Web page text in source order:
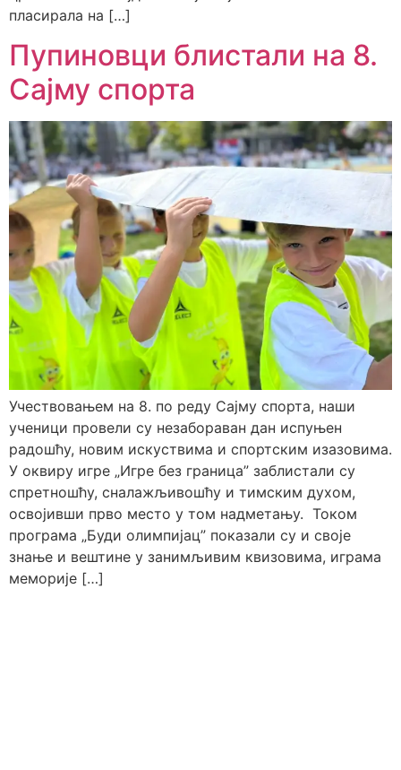
пласирала на […]
Пупиновци блистали на 8.
Сајму спорта
Учествовањем на 8. по реду Сајму спорта, наши
ученици провели су незабораван дан испуњен
радошћу, новим искуствима и спортским изазовима.
У оквиру игре „Игре без граница” заблистали су
спретношћу, сналажљивошћу и тимским духом,
освојивши прво место у том надметању. Током
програма „Буди олимпијац” показали су и своје
знање и вештине у занимљивим квизовима, играма
меморије […]